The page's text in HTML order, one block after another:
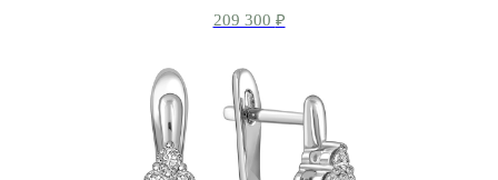
209 300 ₽